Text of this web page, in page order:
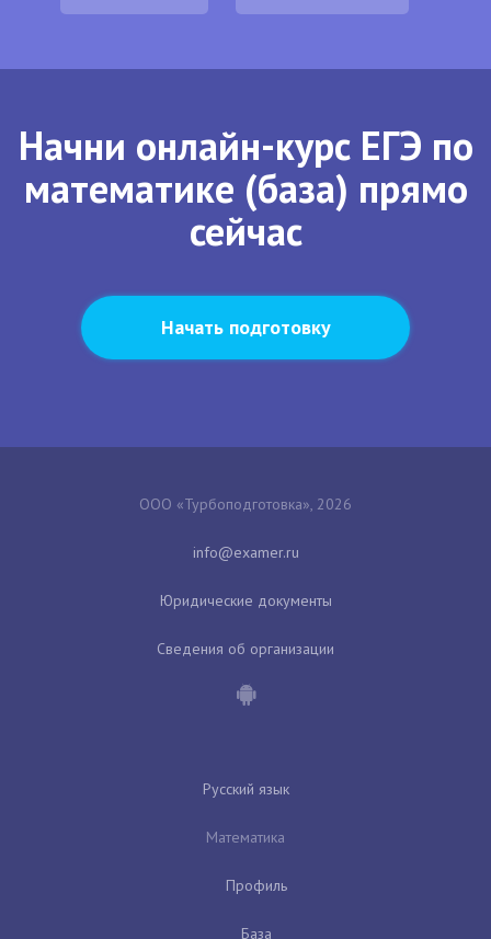
Начни онлайн-курс ЕГЭ по
математике (база) прямо
сейчас
Начать подготовку
ООО «Турбоподготовка», 2026
Юридические документы
Сведения об организации
Русский язык
Математика
Профиль
База